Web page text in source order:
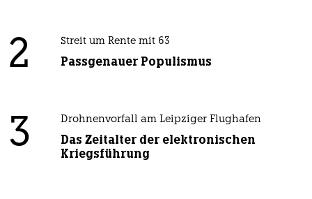
2 Streit um Rente mit 63
Passgenauer Populismus
3 Drohnenvorfall am Leipziger Flughafen
Das Zeitalter der elektronischen
Kriegsführung